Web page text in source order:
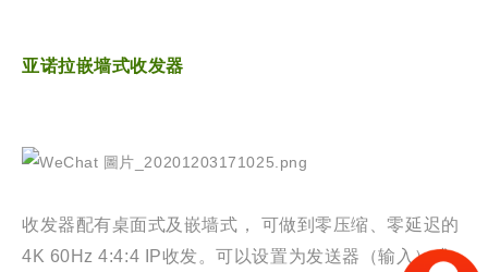
亚诺拉嵌墙式收发器
收发器配有桌面式及嵌墙式 ，
可做到零压缩、零延迟的
4K 60Hz 4:4:4 IP收发。可以设置为发送器（输入）或